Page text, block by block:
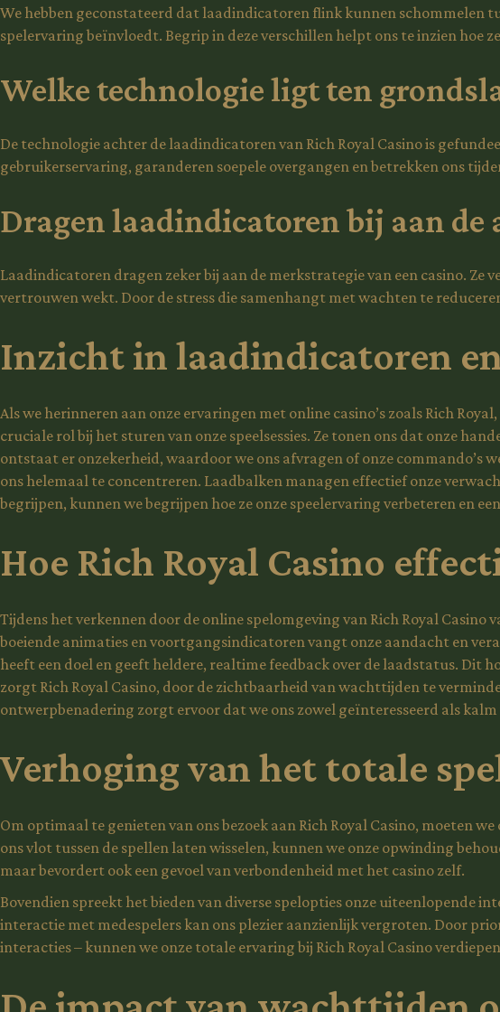
We hebben geconstateerd dat laadindicatoren flink kunnen schommelen
spelervaring beïnvloedt. Begrip in deze verschillen helpt ons te inzien hoe
Welke technologie ligt ten
De technologie achter de laadindicatoren van Rich Royal Casino is
gebruikerservaring, garanderen soepele overgangen en betrekken ons
Dragen laadindicatoren bij aan de
Laadindicatoren dragen zeker bij aan de merkstrategie van een casino.
vertrouwen wekt. Door de stress die samenhangt met wachten te
Inzicht in laadindicatoren
Als we herinneren aan onze ervaringen met online casino’s zoals Rich
cruciale rol bij het sturen van onze speelsessies. Ze tonen ons dat onze
ontstaat er onzekerheid, waardoor we ons afvragen of onze commando’s
ons helemaal te concentreren. Laadbalken managen effectief onze
begrijpen, kunnen we begrijpen hoe ze onze speelervaring verbeteren en
Hoe Rich Royal Casino
Tijdens het verkennen door de online spelomgeving van Rich Royal
boeiende animaties en voortgangsindicatoren vangt onze aandacht en
heeft een doel en geeft heldere, realtime feedback over de laadstatus. Dit
zorgt Rich Royal Casino, door de zichtbaarheid van wachttijden te
ontwerpbenadering zorgt ervoor dat we ons zowel geïnteresseerd als
Verhoging van het totale
Om optimaal te genieten van ons bezoek aan Rich Royal Casino, moeten
ons vlot tussen de spellen laten wisselen, kunnen we onze opwinding
maar bevordert ook een gevoel van verbondenheid met het casino zelf.
Bovendien spreekt het bieden van diverse spelopties onze uiteenlopende
interactie met medespelers kan ons plezier aanzienlijk vergroten. Door
interacties – kunnen we onze totale ervaring bij Rich Royal Casino